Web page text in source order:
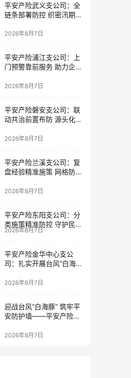
平安产险武义支公司：全
链条部署防控 织密汛期安
2026年8月7日
平安产险浦江支公司：上
门预警靠前服务 助力企业
2026年8月7日
平安产险磐安支公司：联
动共治前置布防 源头化解
2026年8月7日
平安产险兰溪支公司：复
盘经验精准施策 网格防控
2026年8月7日
平安产险东阳支公司：分
类施策精准防控 守护民生
民企安全
2026年8月7日
平安产险金华中心支公
司：扎实开展台风“白海
2026年8月7日
迎战台风“白海豚” 筑牢平
安防护墙——平安产险金
风防御工作
2026年8月7日